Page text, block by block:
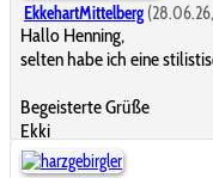
EkkehartMittelberg
Hallo Henning,
selten habe ich eine
Begeisterte Grüße
Ekki